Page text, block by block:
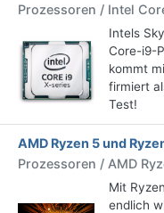
Prozessoren / Intel
Intels
Core-i9-
kommt
firmiert
Test!
AMD Ryzen 5 und
Prozessoren / AMD
Mit
endlich